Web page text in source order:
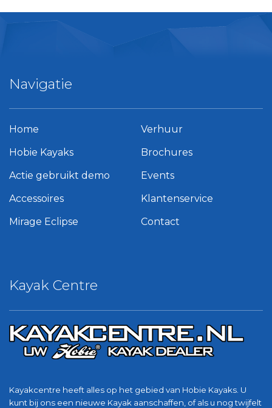
Kayak Centre
Kayakcentre heeft alles op het gebied van Hobie Kayaks. U
kunt bij ons een nieuwe Kayak aanschaffen, of als u nog twijfelt
Navigatie
Home
Hobie Kayaks
Actie gebruikt demo
Accessoires
Mirage Eclipse
Verhuur
Brochures
Events
Klantenservice
Contact